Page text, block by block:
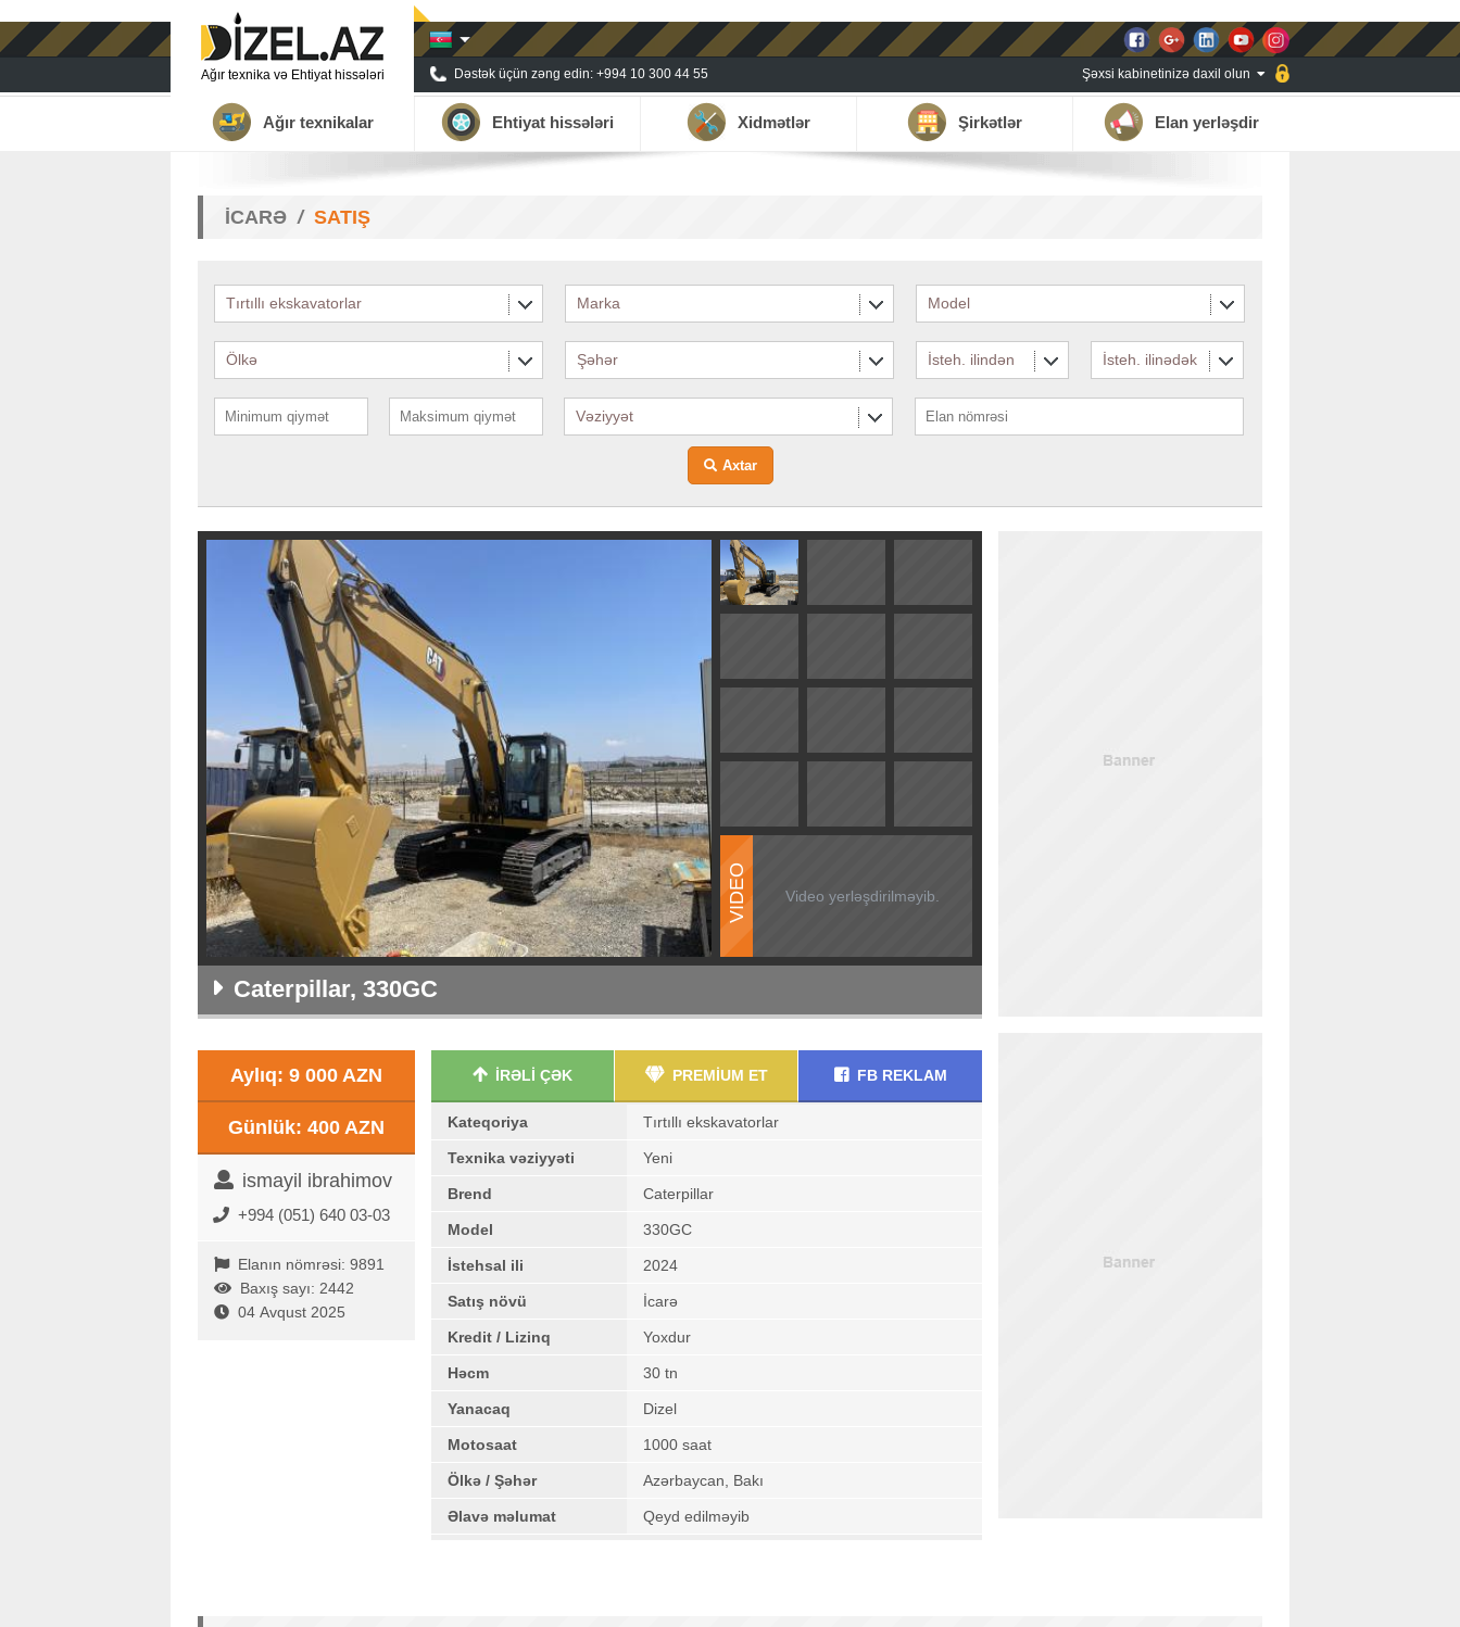
Ağır texnika və Ehtiyat hissələri Dəstək üçün zəng edin: +994 10 300 44 55 Şəxsi kabinetinizə daxil olun
Ağır texnikalar Ehtiyat hissələri Xidmətlər Şirkətlər Elan yerləşdir
İCARƏ SATIŞ
Tırtıllı ekskavatorlar Marka Model
Ölkə Şəhər İsteh. ilindən İsteh. ilinədək
Vəziyyət
Axtar
VIDEO Video yerləşdirilməyib.
Caterpillar, 330GC
Aylıq: 9 000 AZN
Günlük: 400 AZN
ismayil ibrahimov
+994 (051) 640 03-03
Elanın nömrəsi: 9891
Baxış sayı: 2442
04 Avqust 2025
İRƏLİ ÇƏK PREMİUM ET FB REKLAM
Kateqoriya Tırtıllı ekskavatorlar
Texnika vəziyyəti Yeni
Brend Caterpillar
Model 330GC
İstehsal ili 2024
Satış növü İcarə
Kredit / Lizinq Yoxdur
Həcm 30 tn
Yanacaq Dizel
Motosaat 1000 saat
Ölkə / Şəhər Azərbaycan, Bakı
Əlavə məlumat Qeyd edilməyib